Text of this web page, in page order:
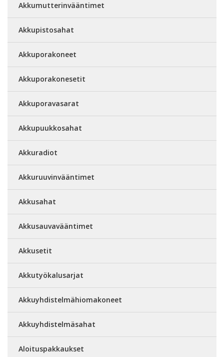
Akkumutterinvääntimet
Akkupistosahat
Akkuporakoneet
Akkuporakonesetit
Akkuporavasarat
Akkupuukkosahat
Akkuradiot
Akkuruuvinvääntimet
Akkusahat
Akkusauvavääntimet
Akkusetit
Akkutyökalusarjat
Akkuyhdistelmähiomakoneet
Akkuyhdistelmäsahat
Aloituspakkaukset